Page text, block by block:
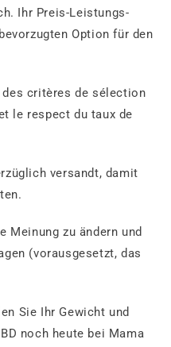
Ihr Preis-Leistungs-
Option für den
des critères de sélection
le respect du taux de
versandt, damit
Meinung zu ändern und
(vorausgesetzt, das
Sie Ihr Gewicht und
noch heute bei Mama